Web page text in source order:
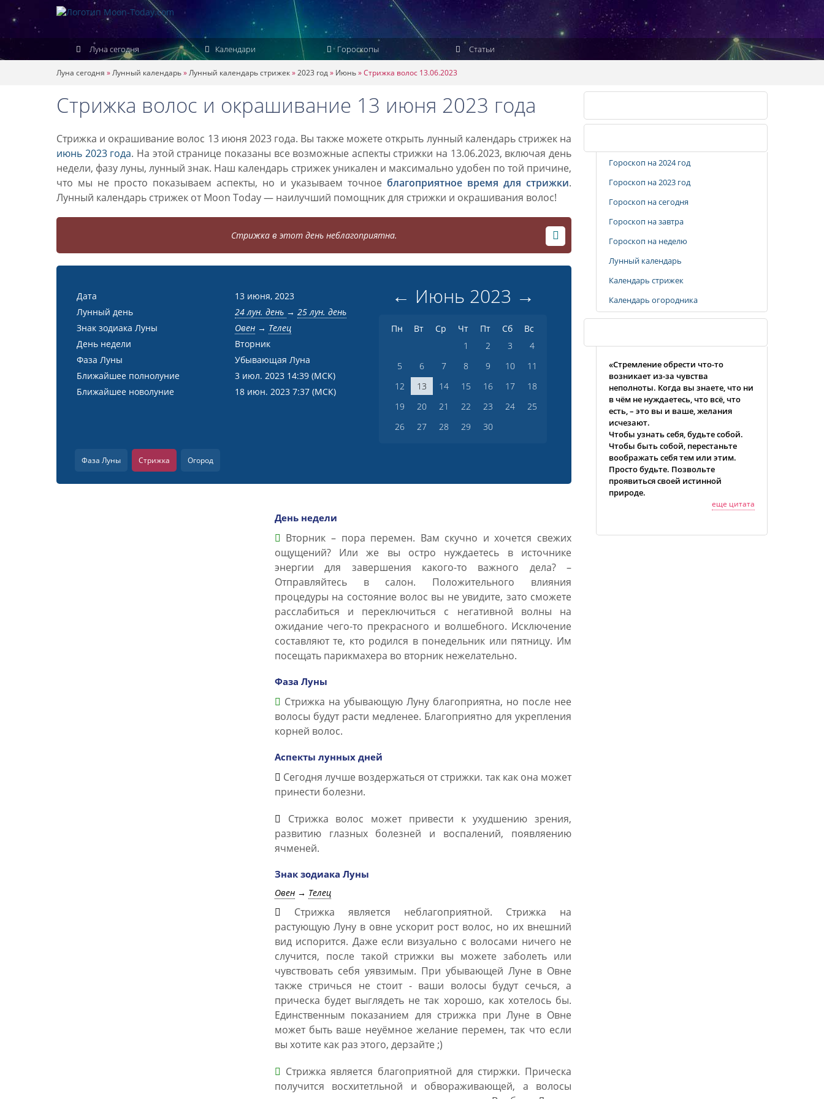
Луна сегодня Календари Гороскопы Статьи
Луна сегодня »Лунный календарь»Лунный календарь стрижек»2023 год» Июнь»Стрижка волос 13.06.2023
Стрижка волос и окрашивание 13 июня 2023 года
Стрижка и окрашивание волос 13 июня 2023 года. Вы также можете открыть лунный календарь стрижек на
июнь 2023 года. На этой странице показаны все возможные аспекты стрижки на 13.06.2023, включая день
недели, фазу луны, лунный знак. Наш календарь стрижек уникален и максимально удобен по той причине,
что мы не просто показываем аспекты, но и указываем точное благоприятное время для стрижки.
Лунный календарь стрижек от Moon Today — наилучший помощник для стрижки и окрашивания волос!
Стрижка в этот день неблагоприятна.
Дата
13 июня, 2023
Лунный день
24 лун. день → 25 лун. день
Знак зодиака Луны
Овен→ Телец
День недели
Вторник
Фаза Луны
Убывающая Луна
Ближайшее полнолуние
3 июл. 2023 14:39 (МСК)
Ближайшее новолуние
18 июн. 2023 7:37 (МСК)
← Июнь 2023 →
Пн Вт Ср Чт Пт Сб
Вс
1
2 3
4
5
6 7 8 9 10
11
12
13 14 15 16 17
18
19
20 21 22 23 24
25
26
27 28 29 30
Фаза Луны Стрижка Огород
День недели
Вторник – пора перемен. Вам скучно и хочется свежих
ощущений? Или же вы остро нуждаетесь в источнике
энергии для завершения какого-то важного дела? –
Отправляйтесь в салон. Положительного влияния
процедуры на состояние волос вы не увидите, зато сможете
расслабиться и переключиться с негативной волны на
ожидание чего-то прекрасного и волшебного. Исключение
составляют те, кто родился в понедельник или пятницу. Им
посещать парикмахера во вторник нежелательно.
Фаза Луны
Стрижка на убывающую Луну благоприятна, но после нее
волосы будут расти медленее. Благоприятно для укрепления
корней волос.
Аспекты лунных дней
Сегодня лучше воздержаться от стрижки. так как она может
принести болезни.
Стрижка волос может привести к ухудшению зрения,
развитию глазных болезней и воспалений, появляению
ячменей.
Знак зодиака Луны
Овен→ Телец
Стрижка является неблагоприятной. Стрижка на
растующую Луну в овне ускорит рост волос, но их внешний
вид испорится. Даже если визуально с волосами ничего не
случится, после такой стрижки вы можете заболеть или
чувствовать себя уявзимым. При убывающей Луне в Овне
также стричься не стоит - ваши волосы будут сечься, а
прическа будет выглядеть не так хорошо, как хотелось бы.
Единственным показанием для стрижка при Луне в Овне
может быть ваше неуёмное желание перемен, так что если
вы хотите как раз этого, дерзайте ;)
Стрижка является благоприятной для стиржки. Прическа
получится восхитетльной и обвораживающей, а волосы
Гороскоп на 2024 год
Гороскоп на 2023 год
Гороскоп на сегодня
Гороскоп на завтра
Гороскоп на неделю
Лунный календарь
Календарь стрижек
Календарь огородника
«Стремление обрести что-то
возникает из-за чувства
неполноты. Когда вы знаете, что ни
в чём не нуждаетесь, что всё, что
есть, – это вы и ваше, желания
исчезают.
Чтобы узнать себя, будьте собой.
Чтобы быть собой, перестаньте
воображать себя тем или этим.
Просто будьте. Позвольте
проявиться своей истинной
природе.
еще цитата